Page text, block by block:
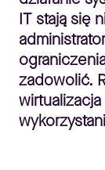
IT stają się
zadowolić.